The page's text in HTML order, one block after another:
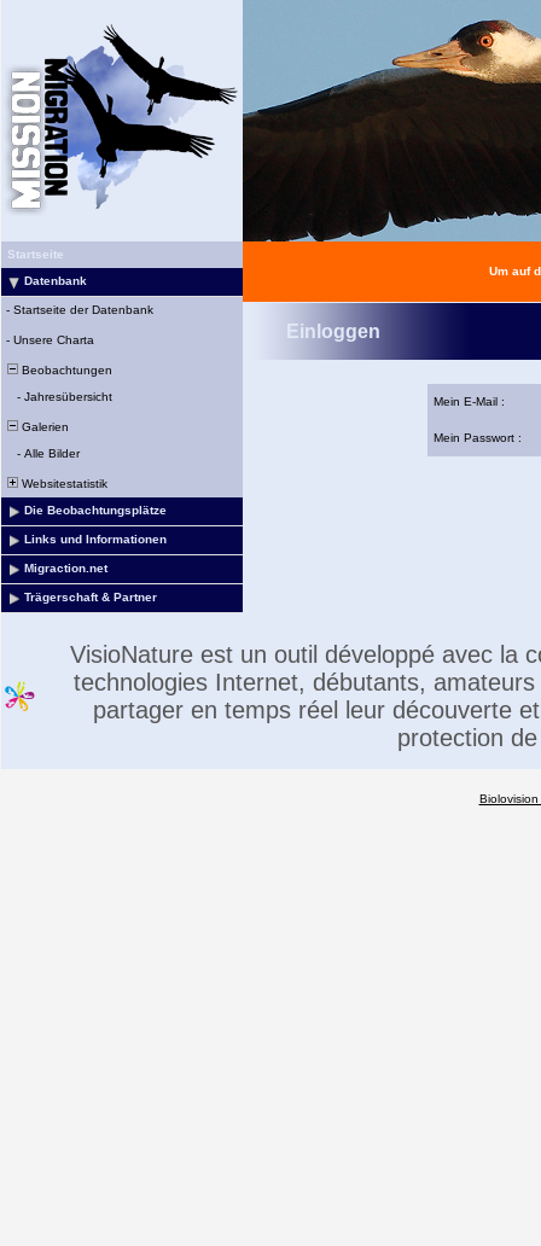
Startseite
Datenbank
- Startseite der Datenbank
- Unsere Charta
Beobachtungen
- Jahresübersicht
Galerien
- Alle Bilder
Websitestatistik
Die Beobachtungsplätze
Links und Informationen
Migraction.net
Trägerschaft & Partner
Um auf
Einloggen
Mein E-Mail :
Mein Passwort :
VisioNature est un outil développé avec la
technologies Internet, débutants,
partager en temps réel leur découverte
protection
Biolovision